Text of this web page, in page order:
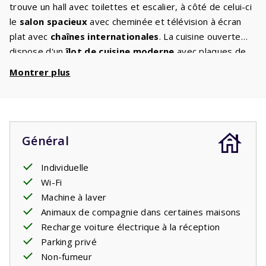
trouve un hall avec toilettes et escalier, à côté de celui-ci
le salon spacieux avec cheminée et télévision à écran
plat avec chaînes internationales. La cuisine ouverte
dispose d'unîlot de cuisine moderne avec plaques de
micro-ondes. Au premier étage se trouvent trois
bain en suiteavecbaignoire, cabine de douche et
double vasque. Les deux autres chambres peuvent
, qui dispose
d'une cabine de douche et d'un double lavabo. Il y a un
deuxième WC séparé. Depuis le salon, vous passez par
des portes-fenêtres ou des portes coulissantes menant
au grand jardin avec terrasse couverte,barbecueet
beaucoup d'intimité. Les enfants peuvent jouer à
merveille ici. Un luxueux salon de jardin avec
vous attend.
Montrer plus
Général
Individuelle
Wi-Fi
Machine à laver
Animaux de compagnie dans certaines maisons
Recharge voiture électrique à la réception
Parking privé
Non-fumeur